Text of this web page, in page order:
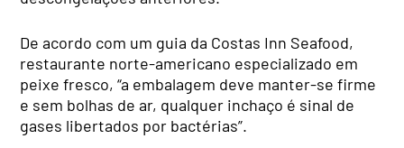
De acordo com um guia da Costas Inn Seafood,
restaurante norte-americano especializado em
peixe fresco, “a embalagem deve manter-se firme
e sem bolhas de ar, qualquer inchaço é sinal de
gases libertados por bactérias”.